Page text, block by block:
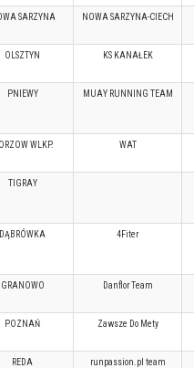
SARZYNA NOWA SARZYNA-CIECH
OLSZTYN KS KANAŁEK
PNIEWY MUAY RUNNING TEAM
WLKP. WAT
TIGRAY
DĄBRÓWKA 4Fiter
GRANOWO Danflor Team
POZNAŃ Zawsze Do Mety
REDA runpassion.pl team